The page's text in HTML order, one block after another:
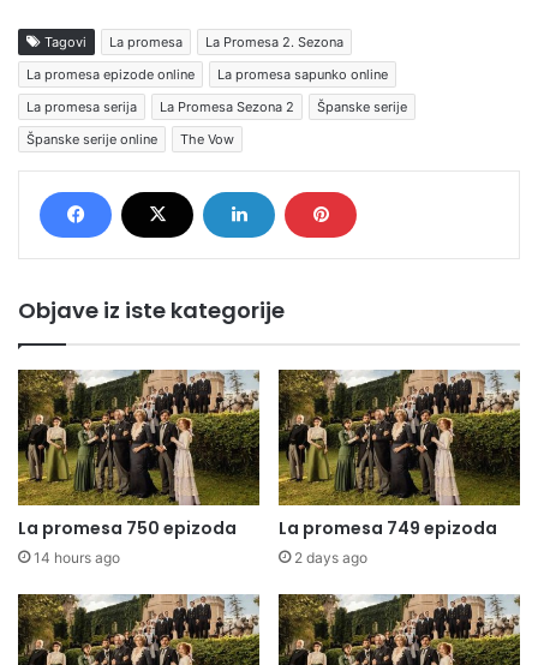
Tagovi La promesa
La Promesa 2. Sezona
La promesa epizode online
La promesa sapunko online
La promesa serija
La Promesa Sezona 2
Španske serije
Španske serije online
The Vow
Objave iz iste kategorije
La promesa 750 epizoda
14 hours ago
La promesa 749 epizoda
2 days ago